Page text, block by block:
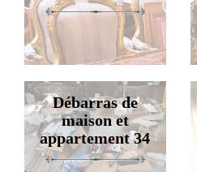
Débarras de
maison et
appartement 34